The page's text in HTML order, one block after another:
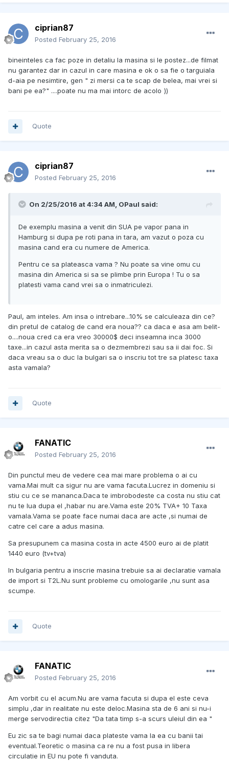
ciprian87
Posted February 25, 2016
bineinteles ca fac poze in detaliu la masina si le postez...de filmat
nu garantez dar in cazul in care masina e ok o sa fie o targuiala
d-aia pe nesimtire, gen " zi mersi ca te scap de belea, mai vrei si
bani pe ea?" ....poate nu ma mai intorc de acolo ))
Quote
ciprian87
Posted February 25, 2016
On 2/25/2016 at 4:34 AM, OPaul said:
De exemplu masina a venit din SUA pe vapor pana in
Hamburg si dupa pe roti pana in tara, am vazut o poza cu
masina cand era cu numere de America.
Pentru ce sa plateasca vama ? Nu poate sa vine omu cu
masina din America si sa se plimbe prin Europa ! Tu o sa
platesti vama cand vrei sa o inmatriculezi.
Paul, am inteles. Am insa o intrebare...10% se calculeaza din ce?
din pretul de catalog de cand era noua?? ca daca e asa am belit-
o....noua cred ca era vreo 30000$ deci inseamna inca 3000
taxe...in cazul asta merita sa o dezmembrezi sau sa ii dai foc. Si
daca vreau sa o duc la bulgari sa o inscriu tot tre sa platesc taxa
asta vamala?
Quote
FANATIC
Posted February 25, 2016
Din punctul meu de vedere cea mai mare problema o ai cu
vama.Mai mult ca sigur nu are vama facuta.Lucrez in domeniu si
stiu cu ce se mananca.Daca te imbrobodeste ca costa nu stiu cat
nu te lua dupa el ,habar nu are.Vama este 20% TVA+ 10 Taxa
vamala.Vama se poate face numai daca are acte ,si numai de
catre cel care a adus masina.
Sa presupunem ca masina costa in acte 4500 euro ai de platit
1440 euro (tv+tva)
In bulgaria pentru a inscrie masina trebuie sa ai declaratie vamala
de import si T2L.Nu sunt probleme cu omologarile ,nu sunt asa
scumpe.
Quote
FANATIC
Posted February 25, 2016
Am vorbit cu el acum.Nu are vama facuta si dupa el este ceva
simplu ,dar in realitate nu este deloc.Masina sta de 6 ani si nu-i
merge servodirectia citez "Da tata timp s-a scurs uleiul din ea "
Eu zic sa te bagi numai daca plateste vama la ea cu banii tai
eventual.Teoretic o masina ca re nu a fost pusa in libera
circulatie in EU nu pote fi vanduta.